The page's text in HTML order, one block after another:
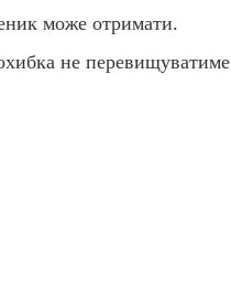
може отримати.
не перевищуватиме